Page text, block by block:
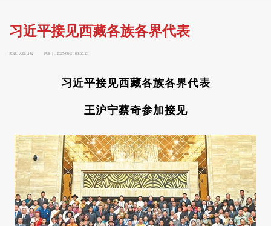
习近平接见西藏各族各界代表
来源: 人民日报 更新于: 2025-08-21 08:55:20
习近平接见西藏各族各界代表
王沪宁蔡奇参加接见